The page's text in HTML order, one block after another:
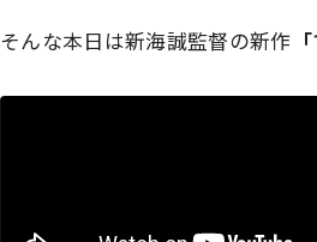
そんな本日は新海誠監督の新作